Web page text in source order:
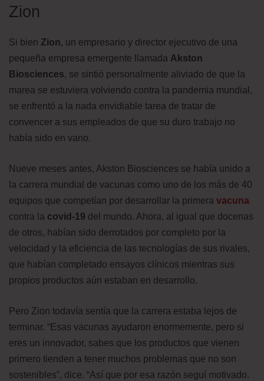
Zion
Si bien Zion, un empresario y director ejecutivo de una
pequeña empresa emergente llamada Akston
Biosciences, se sintió personalmente aliviado de que la
marea se estuviera volviendo contra la pandemia mundial,
se enfrentó a la nada envidiable tarea de tratar de
convencer a sus empleados de que su duro trabajo no
había sido en vano.
Nueve meses antes, Akston Biosciences se había unido a
la carrera mundial de vacunas como uno de los más de 40
equipos que competían por desarrollar la primera vacuna
contra la covid-19 del mundo. Ahora, al igual que docenas
de otros, habían sido derrotados por completo por la
velocidad y la eficiencia de las tecnologías de sus rivales,
que habían completado ensayos clínicos mientras sus
propios productos aún estaban en desarrollo.
Pero Zion todavía sentía que la carrera estaba lejos de
terminar. “Esas vacunas ayudaron enormemente, pero si
eres un innovador, sabes que los productos que vienen
primero tienden a tener muchos problemas que no son
sostenibles”, dice. “Así que por esa razón seguí motivado.